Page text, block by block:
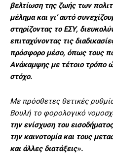
βελτίωση της ζωής των
μέλημα και γι’ αυτό
στηρίζοντας το ΕΣΥ,
επιταχύνοντας τις
πρόσφορο μέσο, όπως τους
Ανάκαμψης με τέτοιο τρόπο
στόχο.
Με πρόσθετες θετικές
Βουλή το φορολογικό
την ενίσχυση του
την καινοτομία και τους
και άλλες διατάξεις».